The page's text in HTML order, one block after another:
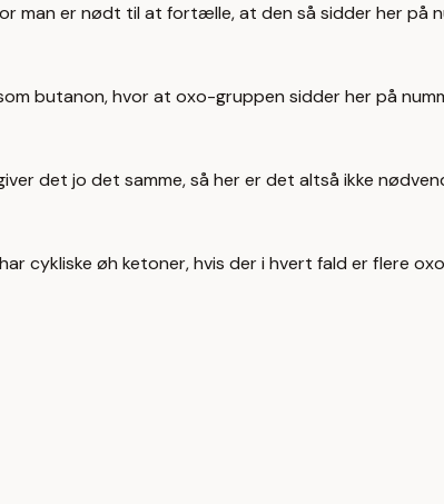
man er nødt til at fortælle, at den så sidder her på
butanon, hvor at oxo-gruppen sidder her på
det jo det samme, så her er det altså ikke
cykliske øh ketoner, hvis der i hvert fald er flere